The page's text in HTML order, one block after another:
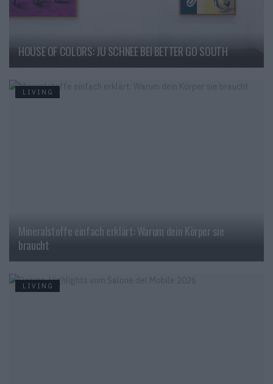
HOUSE OF COLORS: JU SCHNEE BEI BETTER GO SOUTH
LIVING
Mineralstoffe einfach erklärt: Warum dein Körper sie
braucht
LIVING